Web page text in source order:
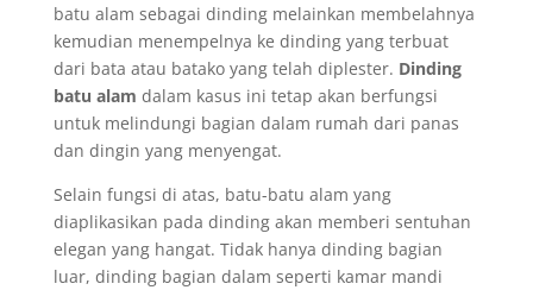
batu alam sebagai dinding melainkan membelahnya
kemudian menempelnya ke dinding yang terbuat
dari bata atau batako yang telah diplester. Dinding
batu alam dalam kasus ini tetap akan berfungsi
untuk melindungi bagian dalam rumah dari panas
dan dingin yang menyengat.
Selain fungsi di atas, batu-batu alam yang
diaplikasikan pada dinding akan memberi sentuhan
elegan yang hangat. Tidak hanya dinding bagian
luar, dinding bagian dalam seperti kamar mandi